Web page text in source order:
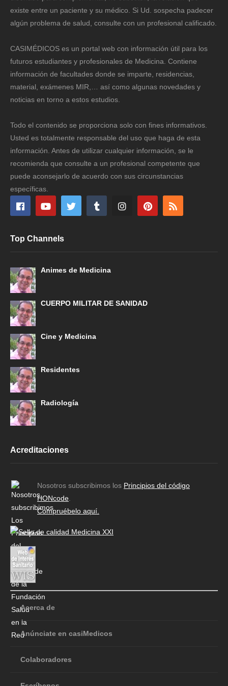
existe entre un paciente y su médico. Si Ud. sospecha padecer
algún problema de salud, consulte con un profesional calificado.
CASIMÉDICOS es un portal web con información útil para los
futuros estudiantes y profesionales de Medicina. Contiene
información de facultades donde se imparte, residencias,
material, exámenes MIR,… así como algunas novedades y
noticias en torno a estos estudios.
Todo el contenido se proporciona solo con fines informativos.
Usted es totalmente responsable del uso que haga de esta
información. Antes de utilizar cualquier información, se le
recomienda que consulte a un profesional competente que
puede aconsejarlo de acuerdo con sus circunstancias
específicas.
Top Channels
Animes de Medicina
CUERPO MILITAR DE SANIDAD
Cine y Medicina
Residentes
Radiología
Acreditaciones
Nosotros subscribimos los Principios del código
HONcode.
Compruébelo aquí.
Acerca de
Anúnciate en casiMedicos
Colaboradores